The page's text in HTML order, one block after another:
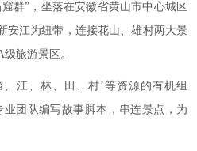
群”，坐落在安徽省黄山市中心城区
安江为纽带，连接花山、雄村两大景
旅游景区。
江、林、田、村’等资源的有机组
团队编写故事脚本，串连景点，为